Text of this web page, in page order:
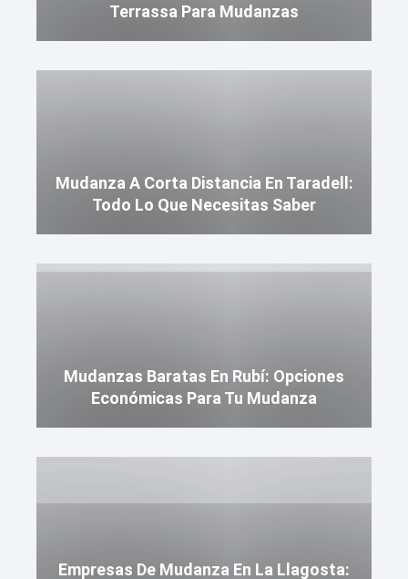
Terrassa Para Mudanzas
Mudanza A Corta Distancia En Taradell:
Todo Lo Que Necesitas Saber
Mudanzas Baratas En Rubí: Opciones
Económicas Para Tu Mudanza
Empresas De Mudanza En La Llagosta: